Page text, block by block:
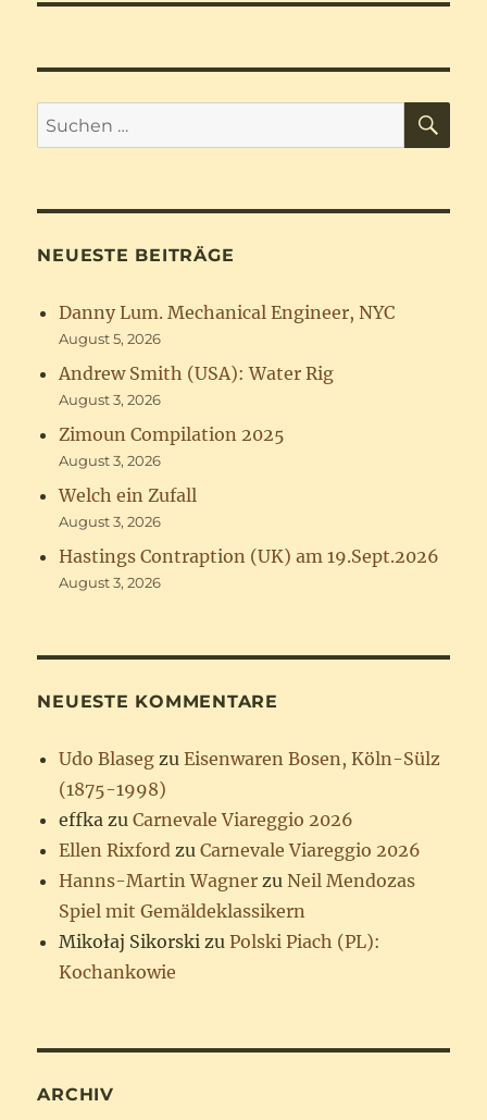
Suchen
nach:
NEUESTE BEITRÄGE
Danny Lum. Mechanical Engineer, NYC
August 5, 2026
Andrew Smith (USA): Water Rig
August 3, 2026
Zimoun Compilation 2025
August 3, 2026
Welch ein Zufall
August 3, 2026
Hastings Contraption (UK) am 19.Sept.2026
August 3, 2026
NEUESTE KOMMENTARE
Udo Blaseg zuEisenwaren Bosen, Köln-Sülz
(1875-1998)
effka zuCarnevale Viareggio 2026
Ellen Rixford zuCarnevale Viareggio 2026
Hanns-Martin Wagner zuNeil Mendozas
Spiel mit Gemäldeklassikern
Mikołaj Sikorski zuPolski Piach (PL):
Kochankowie
ARCHIV